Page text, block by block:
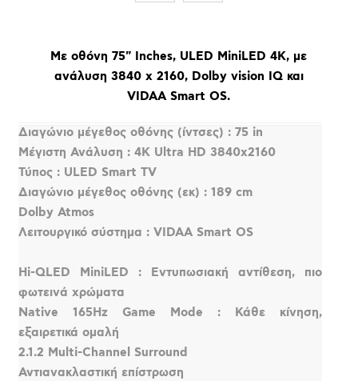
Με οθόνη 75" Inches, ULED MiniLED 4K, με
ανάλυση 3840 x 2160, Dolby vision IQ και
VIDAA Smart OS.
Διαγώνιο μέγεθος οθόνης (ίντσες) : 75 in
Μέγιστη Ανάλυση : 4K Ultra HD 3840x2160
Τύπος : ULED Smart TV
Διαγώνιο μέγεθος οθόνης (εκ) : 189 cm
Dolby Atmos
Λειτουργικό σύστημα : VIDAA Smart OS
Hi-QLED MiniLED : Εντυπωσιακή αντίθεση, πιο
φωτεινά χρώματα
Native 165Hz Game Mode : Κάθε κίνηση,
εξαιρετικά ομαλή
2.1.2 Multi-Channel Surround
Αντιανακλαστική επίστρωση